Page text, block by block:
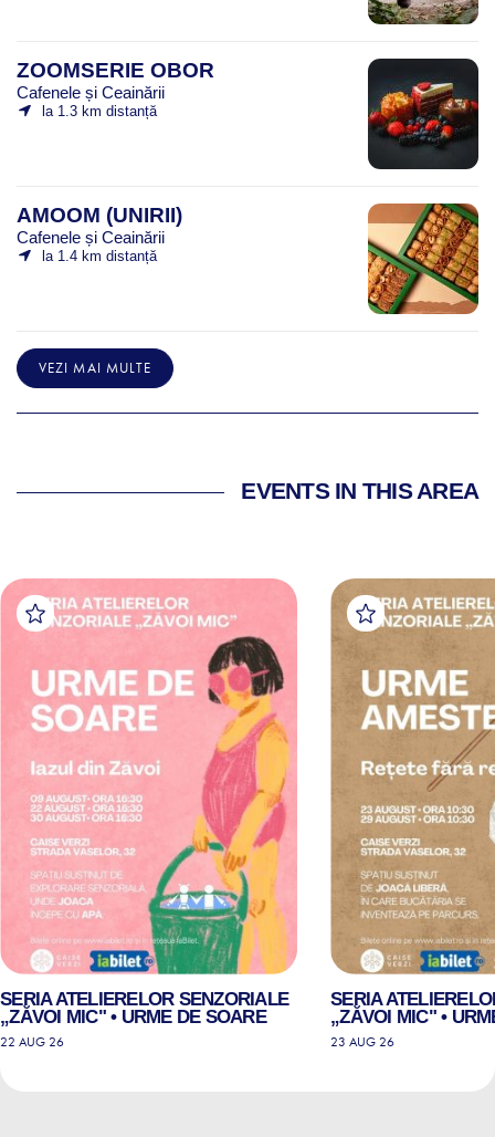
ZOOMSERIE OBOR
Cafenele și Ceainării
la 1.3 km distanță
AMOOM (UNIRII)
Cafenele și Ceainării
la 1.4 km distanță
VEZI MAI MULTE
EVENTS IN THIS AREA
SERIA ATELIERELOR SENZORIALE
„ZĂVOI MIC" • URME DE SOARE
22 AUG 26
SERIA
„ZĂVOI MIC" •
23 AUG 26